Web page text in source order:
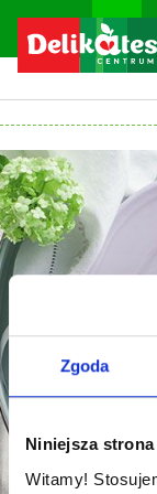
Zgoda
Niniejsza
Witamy!